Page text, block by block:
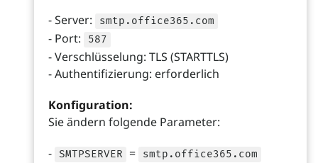
- Server:
smtp.office365.com
- Port: 587
- Verschlüsselung: TLS (STARTTLS)
- Authentifizierung: erforderlich
Konfiguration:
Sie ändern folgende Parameter:
- SMTPSERVER = smtp.office365.com